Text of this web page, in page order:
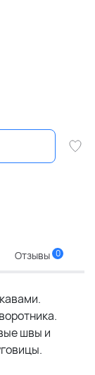
Отзывы 0
швы и